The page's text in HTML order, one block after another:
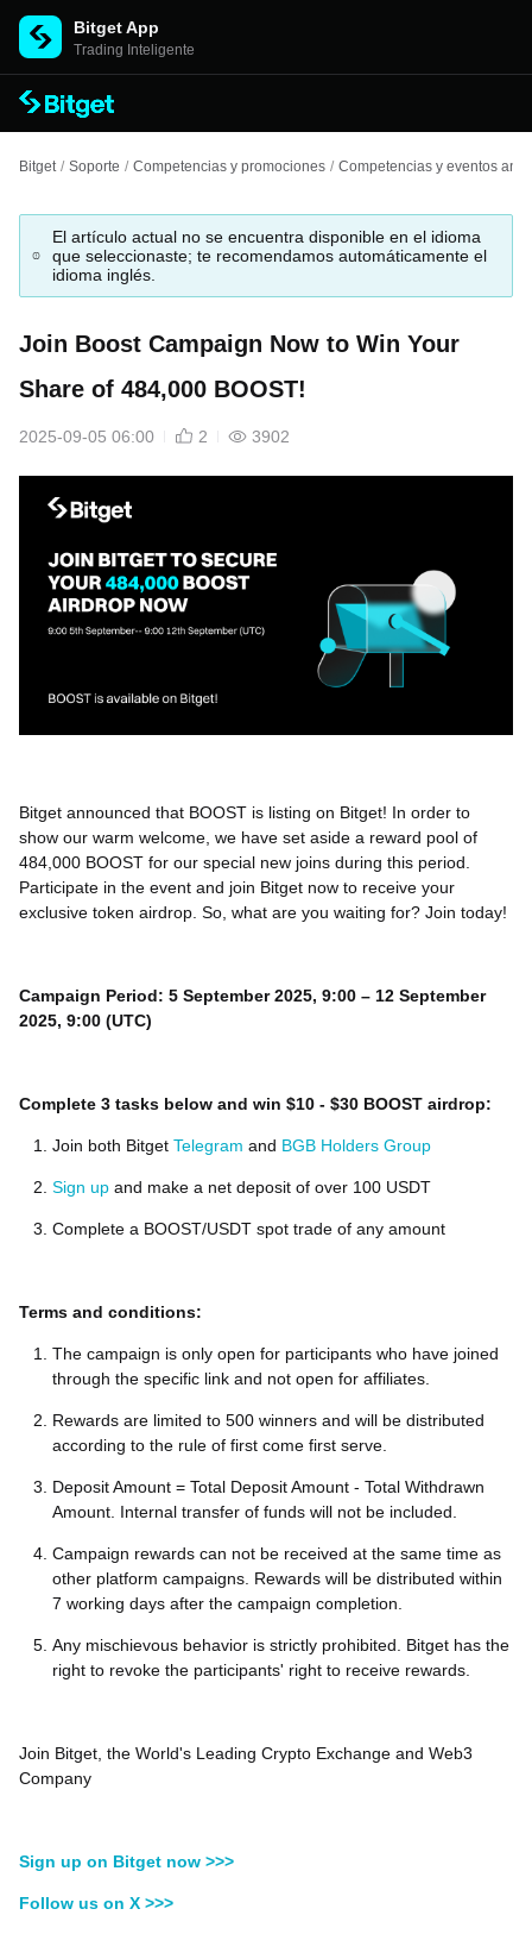
Bitget App
Trading Inteligente
Bitget / Soporte / Competencias y promociones / Competencias y eventos
El artículo actual no se encuentra disponible en el idioma
que seleccionaste; te recomendamos automáticamente el
idioma inglés.
Join Boost Campaign Now to Win Your
Share of 484,000 BOOST!
2025-09-05 06:00 2 3902
Bitget announced that BOOST is listing on Bitget! In order to
show our warm welcome, we have set aside a reward pool of
484,000 BOOST for our special new joins during this period.
Participate in the event and join Bitget now to receive your
exclusive token airdrop. So, what are you waiting for? Join today!
Campaign Period: 5 September 2025, 9:00 – 12 September
2025, 9:00 (UTC)
Complete 3 tasks below and win $10 - $30 BOOST airdrop:
Join both Bitget Telegram and BGB Holders Group
Sign up and make a net deposit of over 100 USDT
Complete a BOOST/USDT spot trade of any amount
Terms and conditions:
The campaign is only open for participants who have joined
through the specific link and not open for affiliates.
Rewards are limited to 500 winners and will be distributed
according to the rule of first come first serve.
Deposit Amount = Total Deposit Amount - Total Withdrawn
Amount. Internal transfer of funds will not be included.
Campaign rewards can not be received at the same time as
other platform campaigns. Rewards will be distributed within
7 working days after the campaign completion.
Any mischievous behavior is strictly prohibited. Bitget has the
right to revoke the participants' right to receive rewards.
Join Bitget, the World's Leading Crypto Exchange and Web3
Company
Sign up on Bitget now >>>
Follow us on X >>>